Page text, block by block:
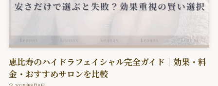
恵比寿のハイドラフェイシャル完全ガイド｜効果・料
金・おすすめサロンを比較